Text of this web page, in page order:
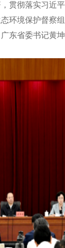
贯彻落实习近
环境保护督察
广东省委书记黄